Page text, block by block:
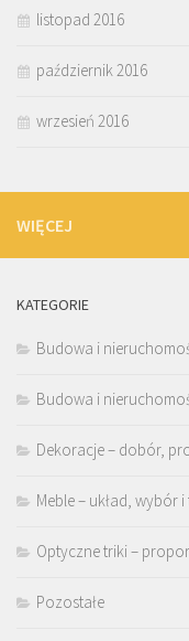
listopad 2016
październik 2016
wrzesień 2016
WIĘCEJ
KATEGORIE
Budowa i
Budowa i
Dekoracje – dobór,
Meble – układ, wybór i
Optyczne triki –
Pozostałe